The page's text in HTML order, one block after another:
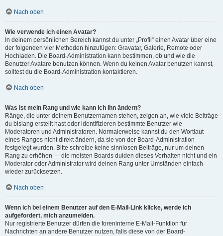
Nach oben
Wie verwende ich einen Avatar?
In deinem persönlichen Bereich kannst du unter „Profil“ einen Avatar über eine
der folgenden vier Methoden hinzufügen: Gravatar, Galerie, Remote oder
Hochladen. Die Board-Administration kann bestimmen, ob und wie die
Benutzer Avatare benutzen können. Wenn du keinen Avatar benutzen kannst,
solltest du die Board-Administration kontaktieren.
Nach oben
Was ist mein Rang und wie kann ich ihn ändern?
Ränge, die unter deinem Benutzernamen stehen, zeigen an, wie viele Beiträge
du bislang erstellt hast oder identifizieren bestimmte Benutzer wie
Moderatoren und Administratoren. Normalerweise kannst du den Wortlaut
eines Ranges nicht direkt ändern, da sie von der Board-Administration
festgelegt wurden. Bitte schreibe keine sinnlosen Beiträge, nur um deinen
Rang zu erhöhen — die meisten Boards dulden dieses Verhalten nicht und ein
Moderator oder Administrator wird deinen Rang unter Umständen einfach
wieder zurücksetzen.
Nach oben
Wenn ich bei einem Benutzer auf den E-Mail-Link klicke, werde ich
aufgefordert, mich anzumelden.
Nur registrierte Benutzer dürfen die foreninterne E-Mail-Funktion für
Nachrichten an andere Benutzer nutzen, falls diese von der Board-